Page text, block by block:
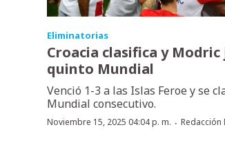
Eliminatorias
Croacia clasifica y Modric
quinto Mundial
Venció 1-3 a las Islas Feroe y se
Mundial consecutivo.
Noviembre 15, 2025 04:04 p. m. · Redacción